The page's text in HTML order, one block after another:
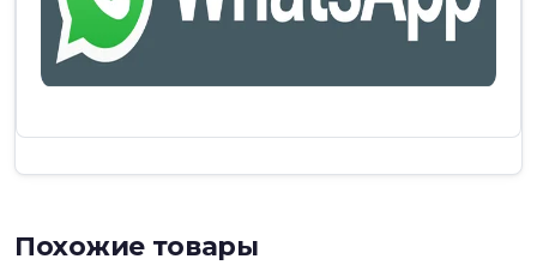
Похожие товары